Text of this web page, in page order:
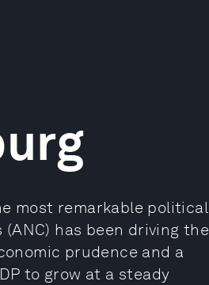
most remarkable political
has been driving the
prudence and a
to grow at a steady